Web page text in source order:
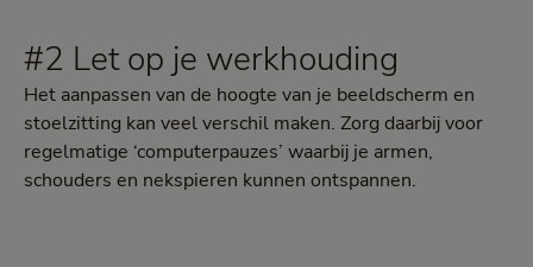
#2 Let op je werkhouding
Het aanpassen van de hoogte van je beeldscherm en
stoelzitting kan veel verschil maken. Zorg daarbij voor
regelmatige ‘computerpauzes’ waarbij je armen,
schouders en nekspieren kunnen ontspannen.